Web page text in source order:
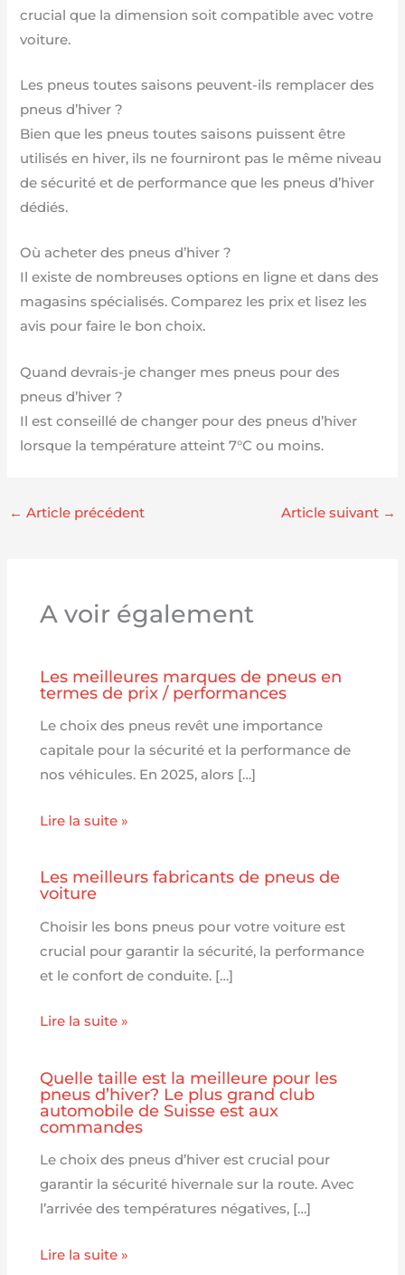
crucial que la dimension soit compatible avec votre
voiture.
Les pneus toutes saisons peuvent-ils remplacer des
pneus d’hiver ?
Bien que les pneus toutes saisons puissent être
utilisés en hiver, ils ne fourniront pas le même niveau
de sécurité et de performance que les pneus d’hiver
dédiés.
Où acheter des pneus d’hiver ?
Il existe de nombreuses options en ligne et dans des
magasins spécialisés. Comparez les prix et lisez les
avis pour faire le bon choix.
Quand devrais-je changer mes pneus pour des
pneus d’hiver ?
Il est conseillé de changer pour des pneus d’hiver
lorsque la température atteint 7°C ou moins.
← Article précédent Article suivant →
A voir également
Les meilleures marques de pneus en
termes de prix / performances
Le choix des pneus revêt une importance
capitale pour la sécurité et la performance de
nos véhicules. En 2025, alors […]
Lire la suite »
Les meilleurs fabricants de pneus de
voiture
Choisir les bons pneus pour votre voiture est
crucial pour garantir la sécurité, la performance
et le confort de conduite. […]
Lire la suite »
Quelle taille est la meilleure pour les
pneus d’hiver? Le plus grand club
automobile de Suisse est aux
commandes
Le choix des pneus d’hiver est crucial pour
garantir la sécurité hivernale sur la route. Avec
l’arrivée des températures négatives, […]
Lire la suite »